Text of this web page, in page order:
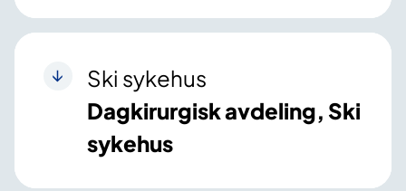
Ski sykehus
Dagkirurgisk avdeling, Ski
sykehus